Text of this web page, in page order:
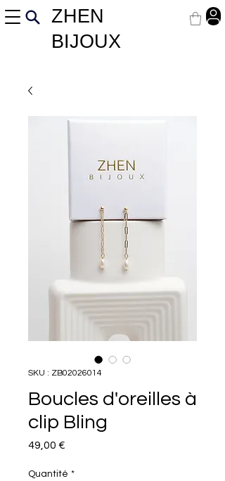
ZHEN
BIJOUX
SKU : ZB02026014
Boucles d'oreilles à
clip Bling
49,00 €
Quantité *